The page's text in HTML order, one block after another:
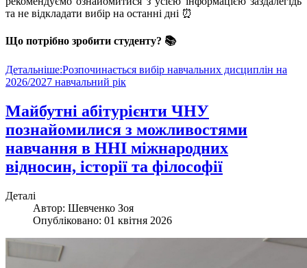
та не відкладати вибір на останні дні ⏰
Що потрібно зробити студенту? 📚
Детальніше:Розпочинається вибір навчальних дисциплін на
2026/2027 навчальний рік
Майбутні абітурієнти ЧНУ
познайомилися з можливостями
навчання в ННІ міжнародних
відносин, історії та філософії
Деталі
Автор: Шевченко Зоя
Опубліковано: 01 квітня 2026